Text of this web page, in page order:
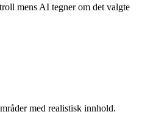
mens AI tegner om det valgte
med realistisk innhold.